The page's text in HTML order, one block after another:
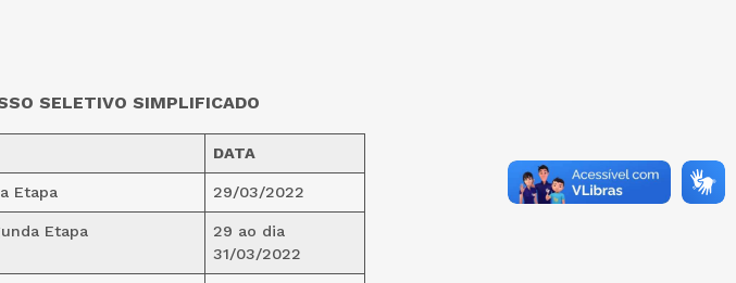
SELETIVO SIMPLIFICADO
DATA
Etapa 29/03/2022
Etapa
29 ao dia
31/03/2022